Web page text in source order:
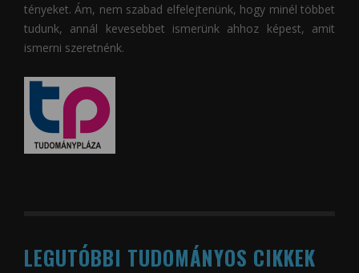
tényeket. Ám, nem szabad elfelejtenünk, hogy minél többet
tudunk, annál kevesebbet ismerünk ahhoz képest, amit
ismerni szeretnénk.
LEGUTÓBBI TUDOMÁNYOS CIKKEK